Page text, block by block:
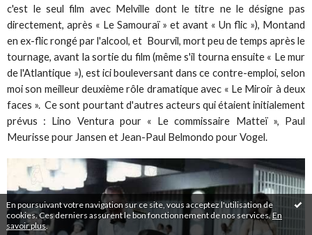
En poursuivant votre navigation sur ce site, vous acceptez l'utilisation de
cookies. Ces derniers assurent le bon fonctionnement de nos services.En
savoir plus.
c'est le seul film avec Melville dont le titre ne le désigne pas
directement, après « Le Samouraï » et avant « Un flic »), Montand
en ex-flic rongé par l'alcool, et Bourvil, mort peu de temps après le
tournage, avant la sortie du film (même s'il tourna ensuite « Le mur
de l'Atlantique »), est ici bouleversant dans ce contre-emploi, selon
moi son meilleur deuxième rôle dramatique avec « Le Miroir à deux
faces ». Ce sont pourtant d'autres acteurs qui étaient initialement
prévus : Lino Ventura pour « Le commissaire Matteï », Paul
Meurisse pour Jansen et Jean-Paul Belmondo pour Vogel.